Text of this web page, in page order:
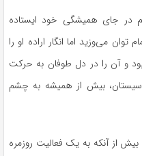
در جای همیشگی خود ایستاده
توان می‌وزید اما انگار اراده او را
و آن را در دل طوفان به حرکت
سیستان، بیش از همیشه به چشم
از آنکه به یک فعالیت روزمره